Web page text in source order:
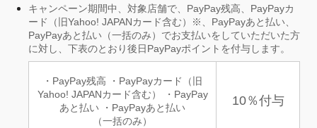
キャンペーン期間中、対象店舗で、PayPay残高、PayPayカ
ード（旧Yahoo! JAPANカード含む）※、PayPayあと払い、
PayPayあと払い（一括のみ）でお支払いをしていただいた方
に対し、下表のとおり後日PayPayポイントを付与します。
・PayPay残高 ・PayPayカード（旧
Yahoo! JAPANカード含む） ・PayPay
あと払い ・PayPayあと払い
（一括のみ）
10％付与